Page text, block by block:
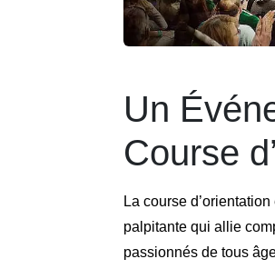
Un
Course
La course
palpitante qui allie
passionnés de tous